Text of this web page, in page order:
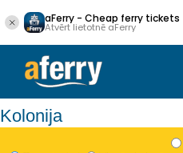
aFerry - Cheap ferry tickets
Atvērt lietotnē aFerry
Kolonija